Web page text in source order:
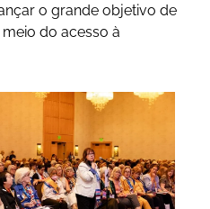
o grande objetivo de
do acesso à